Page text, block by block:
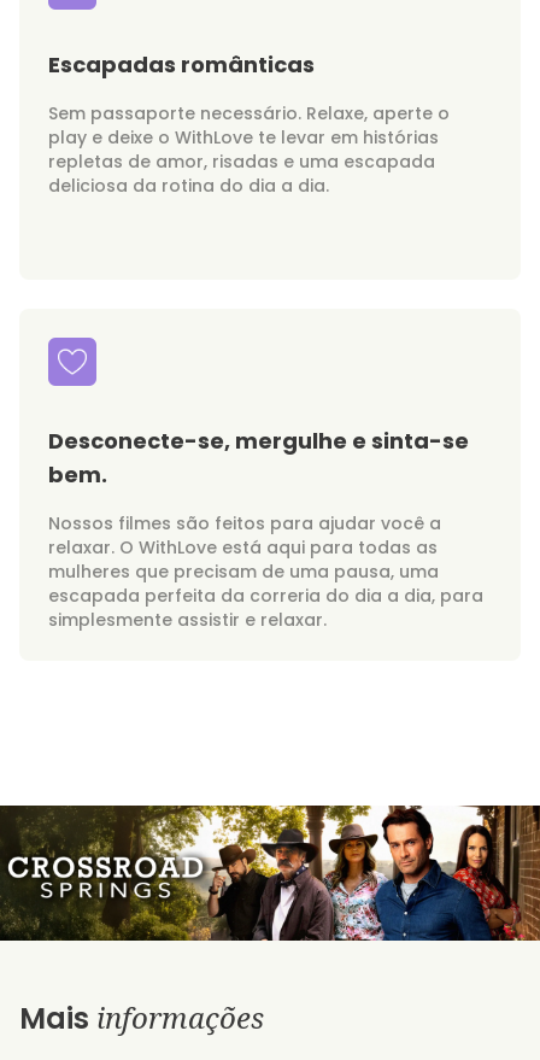
Escapadas românticas
Sem passaporte necessário. Relaxe, aperte o
play e deixe o WithLove te levar em histórias
repletas de amor, risadas e uma escapada
deliciosa da rotina do dia a dia.
Desconecte-se, mergulhe e sinta-se
bem.
Nossos filmes são feitos para ajudar você a
relaxar. O WithLove está aqui para todas as
mulheres que precisam de uma pausa, uma
escapada perfeita da correria do dia a dia, para
simplesmente assistir e relaxar.
Mais informações